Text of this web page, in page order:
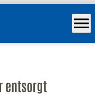
menu
entsorgt